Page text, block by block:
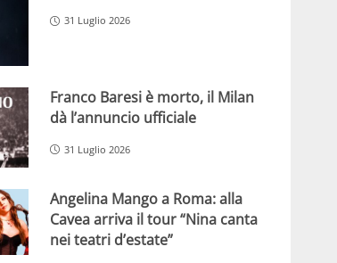
31 Luglio 2026
Franco Baresi è morto, il Milan
dà l’annuncio ufficiale
31 Luglio 2026
Angelina Mango a Roma: alla
Cavea arriva il tour “Nina canta
nei teatri d’estate”